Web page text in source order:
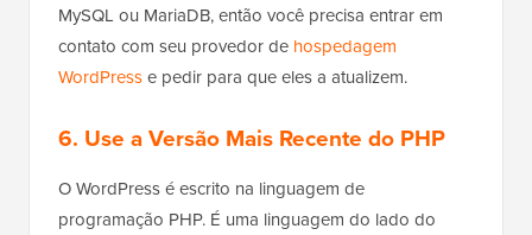
MySQL ou MariaDB, então você precisa entrar em
contato com seu provedor de hospedagem
WordPresse pedir para que eles a atualizem.
6. Use a Versão Mais Recente do PHP
O WordPress é escrito na linguagem de
programação PHP. É uma linguagem do lado do